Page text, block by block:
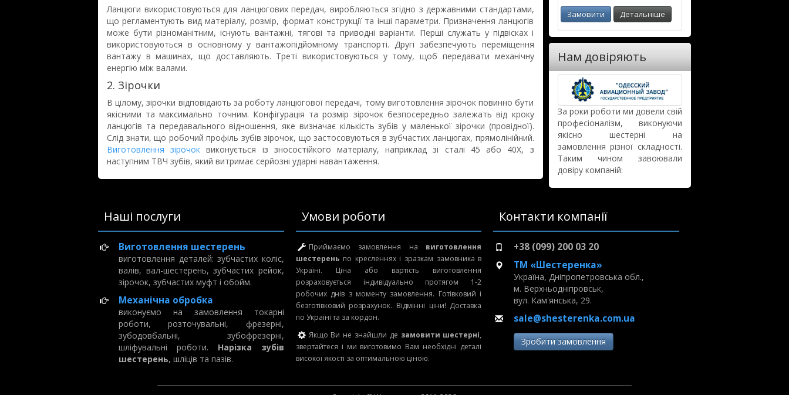
Ланцюги використовуються для ланцюгових передач, виробляються згідно з державними стандартами,
що регламентують вид матеріалу, розмір, формат конструкції та інші параметри. Призначення ланцюгів
може бути різноманітним, існують вантажні, тягові та приводні варіанти. Перші служать у підвісках і
використовуються в основному у вантажопідйомному транспорті. Другі забезпечують переміщення
вантажу в машинах, що доставляють. Треті використовуються у тому, щоб передавати механічну
енергію між валами.
2. Зірочки
В цілому, зірочки відповідають за роботу ланцюгової передачі, тому виготовлення зірочок повинно бути
якісними та максимально точним. Конфігурація та розмір зірочок безпосередньо залежать від кроку
ланцюгів та передавального відношення, яке визначає кількість зубів у маленької зірочки (провідної).
Слід знати, що робочий профіль зубів зірочок, що застосовуються в зубчастих ланцюгах, прямолінійний.
Виготовлення зірочок виконується із зносостійкого матеріалу, наприклад зі сталі 45 або 40Х, з
наступним ТВЧ зубів, який витримає серйозні ударні навантаження.
Замовити Детальніше
Нам довіряють
За роки роботи ми довели свій
професіоналізм, виконуючи
якісно шестерні на
замовлення різної складності.
Таким чином завоювали
довіру компаній:
Наші послуги
Виготовлення шестерень
виготовлення деталей: зубчастих коліс,
валів, вал-шестерень, зубчастих рейок,
зірочок, зубчастих муфт і обойм.
Механічна обробка
виконуємо на замовлення токарні
роботи, розточувальні, фрезерні,
зубодовбальні, зубофрезерні,
шліфувальні роботи. Нарізка зубів
шестерень, шліців та пазів.
Умови роботи
Приймаємо замовлення на виготовлення
шестерень по кресленнях і зразкам замовника в
Україні. Ціна або вартість виготовлення
розраховується індивідуально протягом 1-2
робочих днів з моменту замовлення. Готівковий і
безготівковий розрахунок. Відмінні ціни! Доставка
по Україні та за кордон.
Якщо Ви не знайшли де замовити шестерні,
звертайтеся і ми виготовимо Вам необхідні деталі
високої якості за оптимальною ціною.
Контакти компанії
+38 (099) 200 03 20
ТМ «Шестеренка»
Україна, Дніпропетровська обл.,
м. Верхньодніпровськ,
вул. Кам'янська, 29.
sale@shesterenka.com.ua
Зробити замовлення